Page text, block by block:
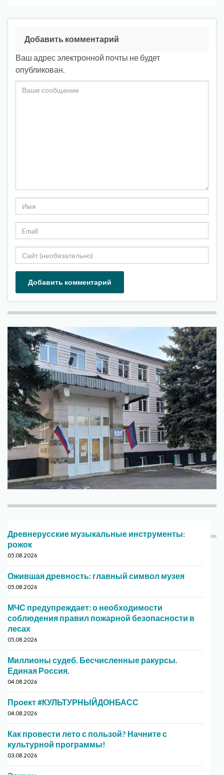
Добавить комментарий
Ваш адрес электронной почты не будет
опубликован.
Древнерусские музыкальные инструменты:
рожок
05.08.2026
Ожившая древность: главный символ музея
05.08.2026
МЧС предупреждает: о необходимости
соблюдения правил пожарной безопасности в
лесах
05.08.2026
Миллионы судеб. Бесчисленные ракурсы.
Единая Россия.
04.08.2026
Проект #КУЛЬТУРНЫЙДОНБАСС
04.08.2026
Как провести лето с пользой? Начните с
культурной программы!
03.08.2026